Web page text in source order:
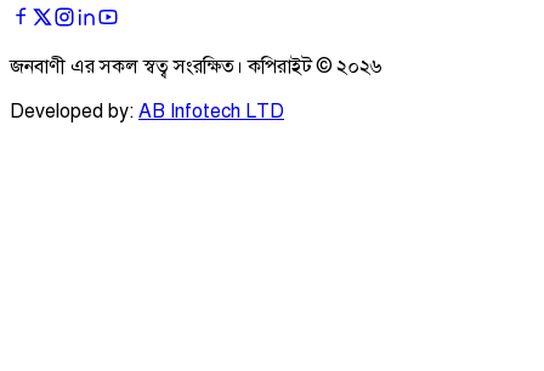
জনবাণী এর সকল স্বত্ব সংরক্ষিত। কপিরাইট © ২০২৬
Developed by: AB Infotech LTD